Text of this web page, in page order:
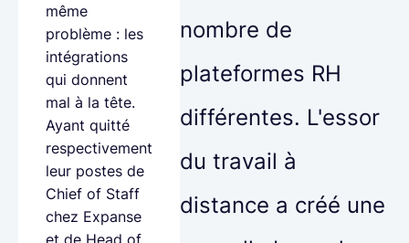
même
problème : les
intégrations
qui donnent
mal à la tête.
Ayant quitté
respectivement
leur postes de
Chief of Staff
chez Expanse
et de Head of
nombre de
plateformes RH
différentes. L'essor
du travail à
distance a créé une